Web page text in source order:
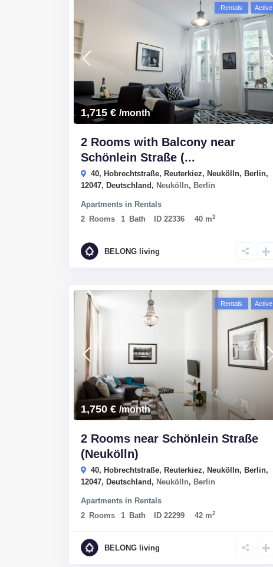
1,715 € /month
Rentals Active
2 Rooms with Balcony near
Schönlein Straße (...
40, Hobrechtstraße, Reuterkiez, Neukölln, Berlin,
12047, Deutschland, Neukölln, Berlin
Apartments in Rentals
2 Rooms 1 Bath ID 22336 40 m2
BELONG living
1,750 € /month
Rentals Active
2 Rooms near Schönlein Straße
(Neukölln)
40, Hobrechtstraße, Reuterkiez, Neukölln, Berlin,
12047, Deutschland, Neukölln, Berlin
Apartments in Rentals
2 Rooms 1 Bath ID 22299 42 m2
BELONG living